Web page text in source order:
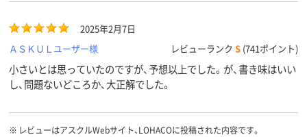
2025年2月7日
ＡＳＫＵＬユーザー様
レビューランク S (741ポイント)
小さいとは思っていたのですが、予想以上でした。が、書き味はいい
し、問題ないどころか、大正解でした。
※ レビューはアスクルWebサイト、LOHACOに投稿された内容です。